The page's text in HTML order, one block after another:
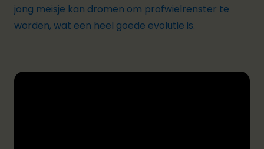
jong meisje kan dromen om profwielrenster te
worden, wat een heel goede evolutie is.